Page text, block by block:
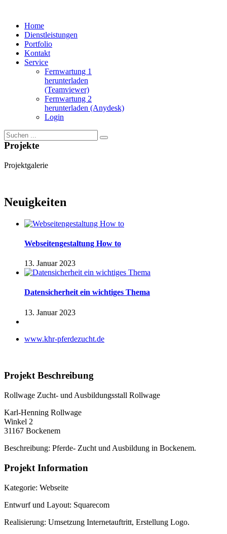
Home
Dienstleistungen
Portfolio
Kontakt
Service
Fernwartung 1
herunterladen
(Teamviewer)
Fernwartung 2
herunterladen (Anydesk)
Login
Projekte
Projektgalerie
Neuigkeiten
Webseitengestaltung How to
13. Januar 2023
Datensicherheit ein wichtiges Thema
13. Januar 2023
www.khr-pferdezucht.de
Projekt Beschreibung
Rollwage Zucht- und Ausbildungsstall Rollwage
Karl-Henning Rollwage
Winkel 2
31167 Bockenem
Beschreibung: Pferde- Zucht und Ausbildung in Bockenem.
Projekt Information
Kategorie: Webseite
Entwurf und Layout: Squarecom
Realisierung: Umsetzung Internetauftritt, Erstellung Logo.